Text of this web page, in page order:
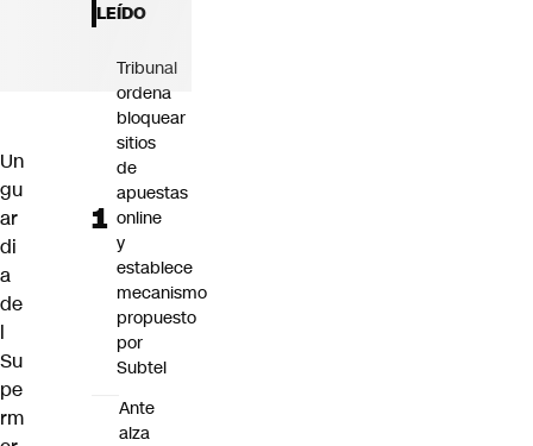
Un
gu
ar
di
a
de
l
Su
pe
rm
LEÍDO
Tribunal
ordena
bloquear
sitios
de
apuestas
online
y
establece
mecanismo
propuesto
por
Subtel
Ante
alza